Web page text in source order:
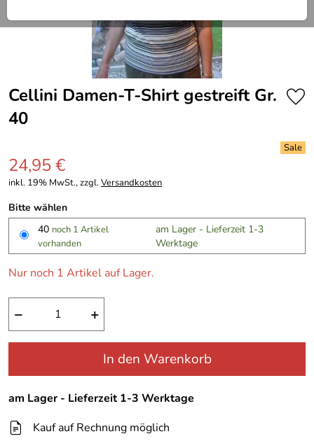
Cellini Damen-T-Shirt gestreift Gr.
40
24,95 €
inkl. 19% MwSt., zzgl.Versandkosten
Bitte wählen
40 noch 1 Artikel
vorhanden
am Lager - Lieferzeit 1-3
Werktage
Nur noch 1 Artikel auf Lager.
− +
In den Warenkorb
am Lager - Lieferzeit 1-3 Werktage
Kauf auf Rechnung möglich